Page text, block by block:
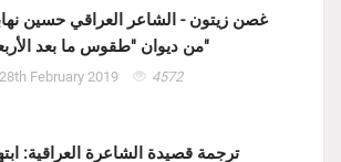
غصن زيتون - الشاعر العراقي حسين
من ديوان "طقوس ما بعد الأربعين"
28th February 2019 4572
ترجمة قصيدة الشاعرة العراقية: